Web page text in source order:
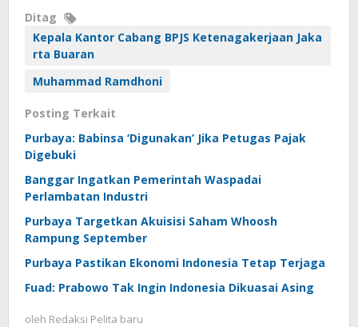
Ditag
Kepala Kantor Cabang BPJS Ketenagakerjaan Jaka
rta Buaran
Muhammad Ramdhoni
Posting Terkait
Purbaya: Babinsa ‘Digunakan’ Jika Petugas Pajak
Digebuki
Banggar Ingatkan Pemerintah Waspadai
Perlambatan Industri
Purbaya Targetkan Akuisisi Saham Whoosh
Rampung September
Purbaya Pastikan Ekonomi Indonesia Tetap Terjaga
Fuad: Prabowo Tak Ingin Indonesia Dikuasai Asing
oleh Redaksi Pelita baru